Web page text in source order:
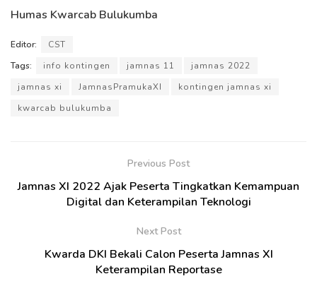
Humas Kwarcab Bulukumba
Editor:
CST
Tags:
info kontingen jamnas 11
jamnas 2022
jamnas xi
JamnasPramukaXI
kontingen jamnas xi
kwarcab bulukumba
Previous Post
Jamnas XI 2022 Ajak Peserta Tingkatkan Kemampuan
Digital dan Keterampilan Teknologi
Next Post
Kwarda DKI Bekali Calon Peserta Jamnas XI
Keterampilan Reportase